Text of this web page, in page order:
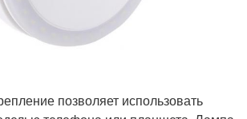
позволяет использовать